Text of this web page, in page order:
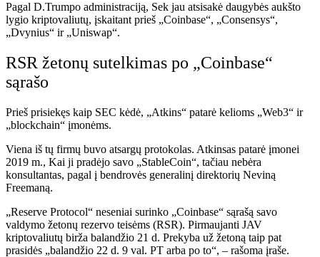
Pagal D.Trumpo administraciją, Sek jau atsisakė daugybės aukšto
lygio kriptovaliutų, įskaitant prieš „Coinbase“, „Consensys“,
„Dvynius“ ir „Uniswap“.
RSR žetonų sutelkimas po „Coinbase“
sąrašo
Prieš prisiekęs kaip SEC kėdė, „Atkins“ patarė kelioms „Web3“ ir
„blockchain“ įmonėms.
Viena iš tų firmų buvo atsargų protokolas. Atkinsas patarė įmonei
2019 m., Kai ji pradėjo savo „StableCoin“, tačiau nebėra
konsultantas, pagal į bendrovės generalinį direktorių Neviną
Freemaną.
„Reserve Protocol“ neseniai surinko „Coinbase“ sąrašą savo
valdymo žetonų rezervo teisėms (RSR). Pirmaujanti JAV
kriptovaliutų birža balandžio 21 d. Prekyba už žetoną taip pat
prasidės „balandžio 22 d. 9 val. PT arba po to“, – rašoma įraše.